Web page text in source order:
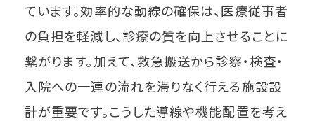
ています。効率的な動線の確保は、医療従事者
の負担を軽減し、診療の質を向上させることに
繋がります。加えて、救急搬送から診察・検査・
入院への一連の流れを滞りなく行える施設設
計が重要です。こうした導線や機能配置を考え